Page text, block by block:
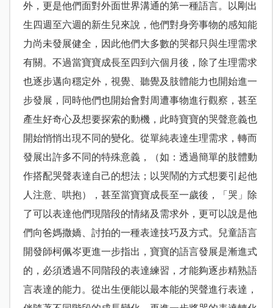
外，更是他們面對外面世界溝通的第一種語言。以剛出
生四週至六週的新生兒來說，他們對身旁事物的感知能
力尚未發展健全，因此他們大多數的哭都只與生理需求
有關。不過當寶寶成長至四到六個月後，除了生理需求
也逐步邁向穩定外，視覺、聽覺及肢體能力也開始進一
步發展，同時他們也開始會對周遭事物進行觀察，甚至
產生好奇心及想要探索的動機，此時寶寶的哭聲意義也
開始悄悄出現不同的變化。從單純表達生理需求，轉而
發展出許多不同的特殊意義，（如：透過簡單的肢體動
作搭配哭聲表達自己的想法；以哭鬧的方式想要引起他
人注意、哄抱），甚至當寶寶成長至一歲後，「哭」除
了可以表達他們現階段的情緒及需求外，更可以說是他
們向爸媽撒嬌、討拍的一種表達技巧及方式。兒童語言
開發師柯佩岑更進一步指出，寶寶的語言發展是漸進式
的，必須透過不同階段的表達練習，才能夠逐步精熟語
言表達的能力。從出生便能以最本能的哭聲進行表達，